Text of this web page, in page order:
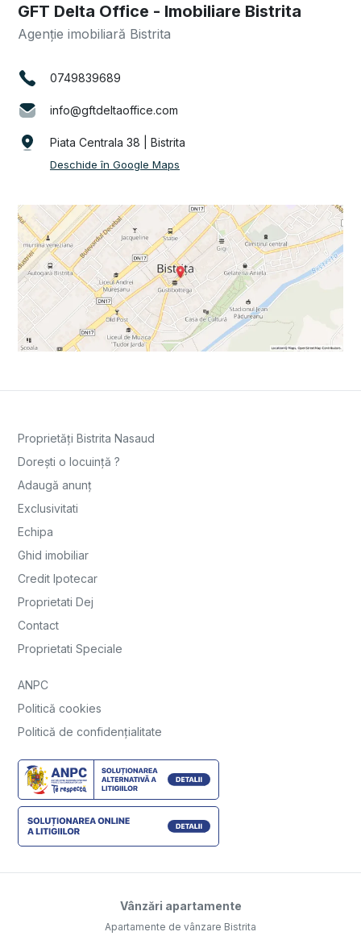
GFT Delta Office - Imobiliare Bistrita
Agenție imobiliară Bistrita
0749839689
info@gftdeltaoffice.com
Piata Centrala 38 | Bistrita
Deschide în Google Maps
Proprietăți Bistrita Nasaud
Dorești o locuință ?
Adaugă anunț
Exclusivitati
Echipa
Ghid imobiliar
Credit Ipotecar
Proprietati Dej
Contact
Proprietati Speciale
ANPC
Politică cookies
Politică de confidențialitate
Vânzări apartamente
Apartamente de vânzare Bistrita